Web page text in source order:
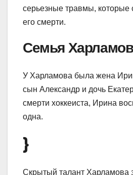
серьезные травмы, которые
его смерти.
Семья
У Харламова была жена
сын Александр и дочь
смерти хоккеиста, Ирина
одна.
}
Скрытый талант Харламова